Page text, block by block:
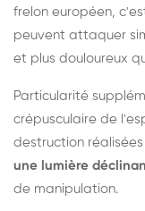
frelon européen,
peuvent attaquer
et plus douloureux
Particularité
crépusculaire de
destruction
une lumière
de manipulation.